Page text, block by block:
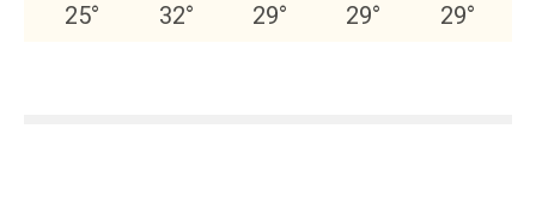
25° 32° 29° 29° 29°